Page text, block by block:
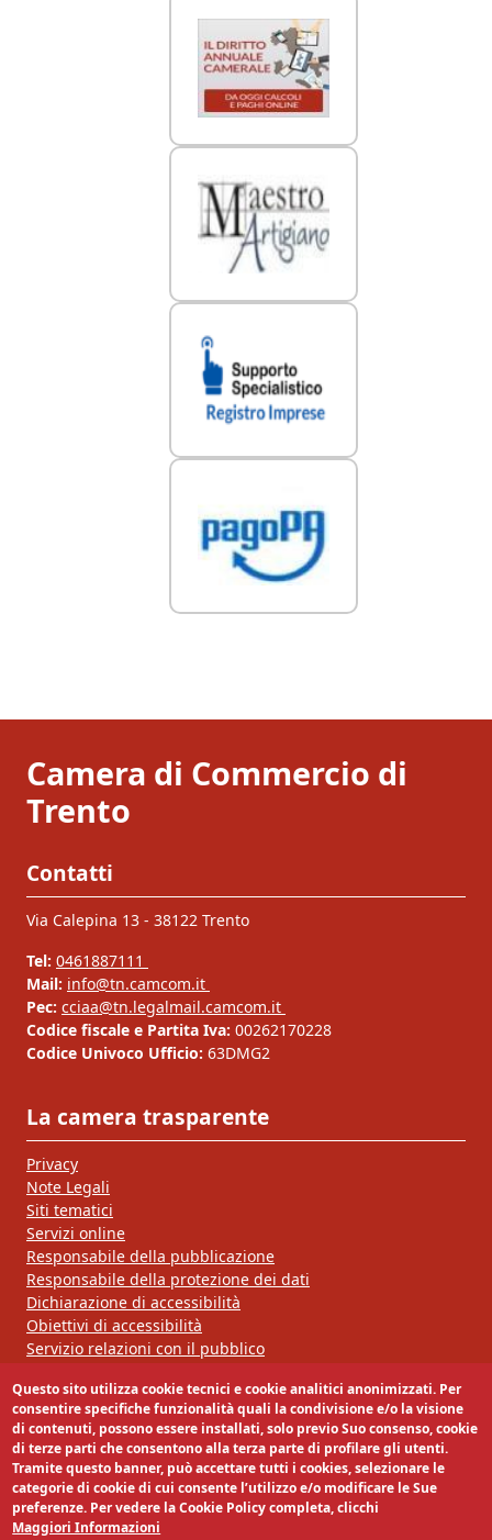
Camera di Commercio di
Trento
Contatti
Via Calepina 13 - 38122 Trento
Tel: 0461887111
Mail: info@tn.camcom.it
Pec: cciaa@tn.legalmail.camcom.it
Codice fiscale e Partita Iva: 00262170228
Codice Univoco Ufficio: 63DMG2
La camera trasparente
Privacy
Note Legali
Siti tematici
Servizi online
Responsabile della pubblicazione
Responsabile della protezione dei dati
Dichiarazione di accessibilità
Obiettivi di accessibilità
Servizio relazioni con il pubblico
Segui la nostra pagina:
Questo sito utilizza cookie tecnici e cookie analitici anonimizzati. Per
consentire specifiche funzionalità quali la condivisione e/o la visione
di contenuti, possono essere installati, solo previo Suo consenso, cookie
di terze parti che consentono alla terza parte di profilare gli utenti.
Tramite questo banner, può accettare tutti i cookies, selezionare le
categorie di cookie di cui consente l’utilizzo e/o modificare le Sue
preferenze. Per vedere la Cookie Policy completa, clicchi
Maggiori Informazioni